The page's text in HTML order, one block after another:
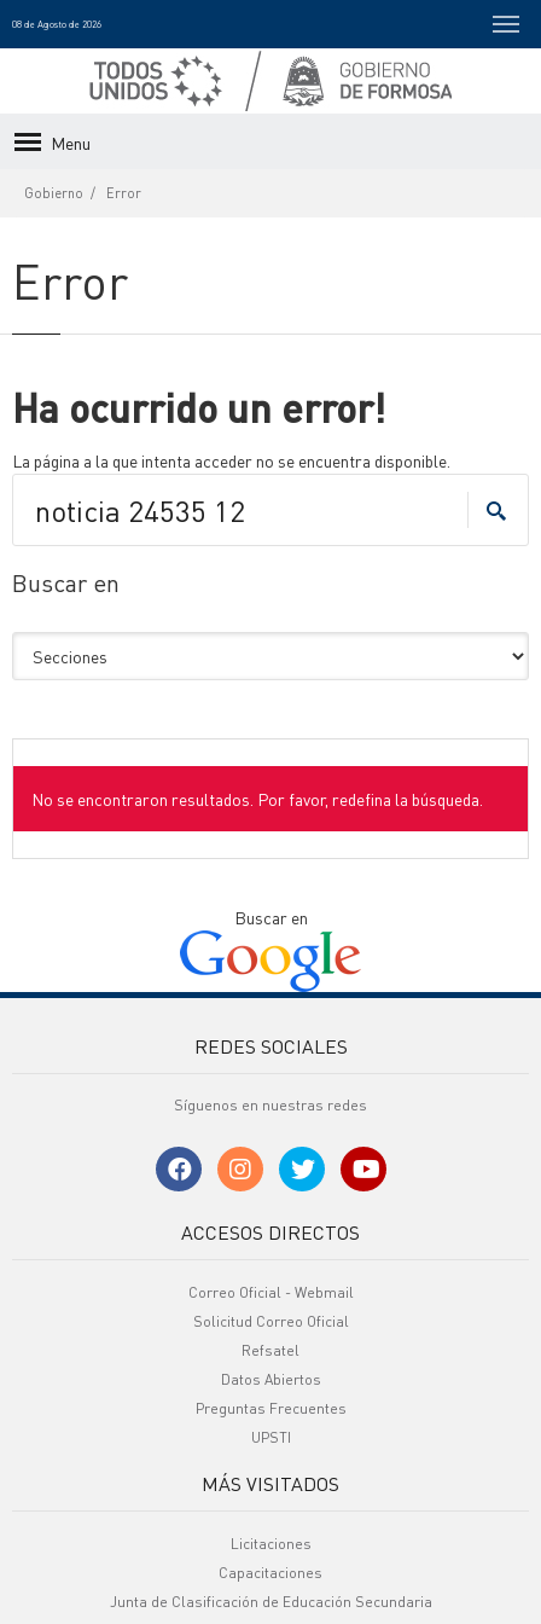
08 de Agosto de 2026
Menu
Gobierno Error
Error
Ha ocurrido un error!
La página a la que intenta acceder no se encuentra disponible.
Buscar en
No se encontraron resultados. Por favor, redefina la búsqueda.
Buscar en
REDES SOCIALES
Síguenos en nuestras redes
ACCESOS DIRECTOS
Correo Oficial - Webmail
Solicitud Correo Oficial
Refsatel
Datos Abiertos
Preguntas Frecuentes
UPSTI
MÁS VISITADOS
Licitaciones
Capacitaciones
Junta de Clasificación de Educación Secundaria